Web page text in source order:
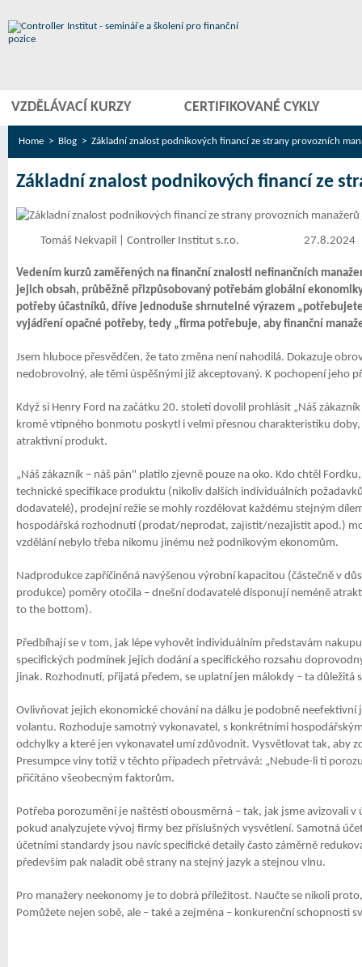
VZDĚLÁVACÍ KURZY CERTIFIKOVANÉ CYKLY
Home > Blog > Základní znalost podnikových financí ze strany provozních
Základní znalost podnikových financí ze
Tomáš Nekvapil | Controller Institut s.r.o. 27.8.2024
Vedením kurzů zaměřených na finanční znalosti nefinančních
jejich obsah, průběžně přizpůsobovaný potřebám globální
potřeby účastníků, dříve jednoduše shrnutelné výrazem
vyjádření opačné potřeby, tedy „firma potřebuje, aby finanční
Jsem hluboce přesvědčen, že tato změna není nahodilá. Dokazuje
nedobrovolný, ale těmi úspěšnými již akceptovaný. K pochopení jeho
Když si Henry Ford na začátku 20. století dovolil prohlásit „Náš
kromě vtipného bonmotu poskytl i velmi přesnou charakteristiku
atraktivní produkt.
„Náš zákazník – náš pán" platilo zjevně pouze na oko. Kdo chtěl
technické specifikace produktu (nikoliv dalších individuálních
dodavatelé), prodejní režie se mohly rozdělovat každému stejným
hospodářská rozhodnutí (prodat/neprodat, zajistit/nezajistit apod.)
vzdělání nebylo třeba nikomu jinému než podnikovým ekonomům.
Nadprodukce zapříčiněná navýšenou výrobní kapacitou (částečně v
produkce) poměry otočila – dnešní dodavatelé disponují neméně
to the bottom).
Předbíhají se v tom, jak lépe vyhovět individuálním představám
specifických podmínek jejich dodání a specifického rozsahu
jinak. Rozhodnutí, přijatá předem, se uplatní jen málokdy – ta
Ovlivňovat jejich ekonomické chování na dálku je podobně
volantu. Rozhoduje samotný vykonavatel, s konkrétními
odchylky a které jen vykonavatel umí zdůvodnit. Vysvětlovat tak, aby
Presumpce viny totiž v těchto případech přetrvává: „Nebude-li ti
přičítáno všeobecným faktorům.
Potřeba porozumění je naštěstí obousměrná – tak, jak jsme avizovali
pokud analyzujete vývoj firmy bez příslušných vysvětlení. Samotná
účetními standardy jsou navíc specifické detaily často záměrně
především pak naladit obě strany na stejný jazyk a stejnou vlnu.
Pro manažery neekonomy je to dobrá příležitost. Naučte se nikoli
Pomůžete nejen sobě, ale – také a zejména – konkurenční schopnosti